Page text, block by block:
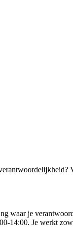
waar je
14:00. Je werkt